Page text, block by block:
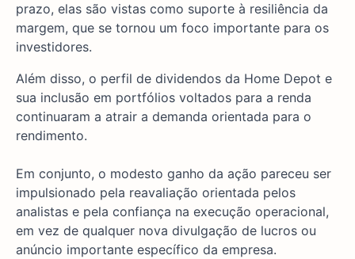
prazo, elas são vistas como suporte à resiliência da
margem, que se tornou um foco importante para os
investidores.
Além disso, o perfil de dividendos da Home Depot e
sua inclusão em portfólios voltados para a renda
continuaram a atrair a demanda orientada para o
rendimento.
Em conjunto, o modesto ganho da ação pareceu ser
impulsionado pela reavaliação orientada pelos
analistas e pela confiança na execução operacional,
em vez de qualquer nova divulgação de lucros ou
anúncio importante específico da empresa.